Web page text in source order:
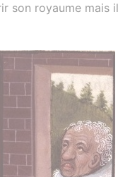
son royaume mais il